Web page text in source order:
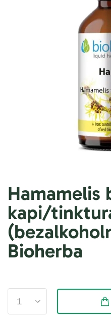
Hamamelis
kapi/
Bioherba